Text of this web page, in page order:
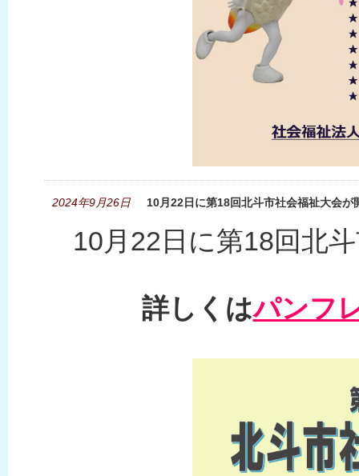
2024年9月26日 10月22日に第18回北斗市社会福祉大会が
10月22日に第18回北
詳しくはパンフ